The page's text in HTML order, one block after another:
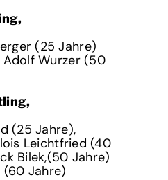
(25 Jahre)
Adolf Wurzer (50
(25 Jahre),
Leichtfried (40
Bilek,(50 Jahre)
(60 Jahre)